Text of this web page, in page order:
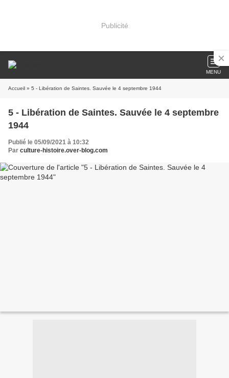
Publicité
MENU
Accueil » 5 - Libération de Saintes. Sauvée le 4 septembre 1944
5 - Libération de Saintes. Sauvée le 4 septembre
1944
Publié le 05/09/2021 à 10:32
Par culture-histoire.over-blog.com